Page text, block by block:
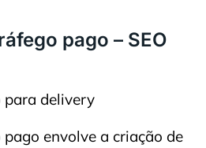
pago – SEO
envolve a criação de